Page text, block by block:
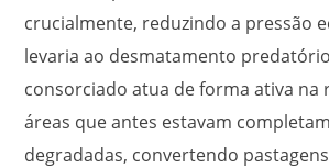
crucialmente, reduzindo a pressão
levaria ao desmatamento
consorciado atua de forma ativa na
áreas que antes estavam
degradadas, convertendo